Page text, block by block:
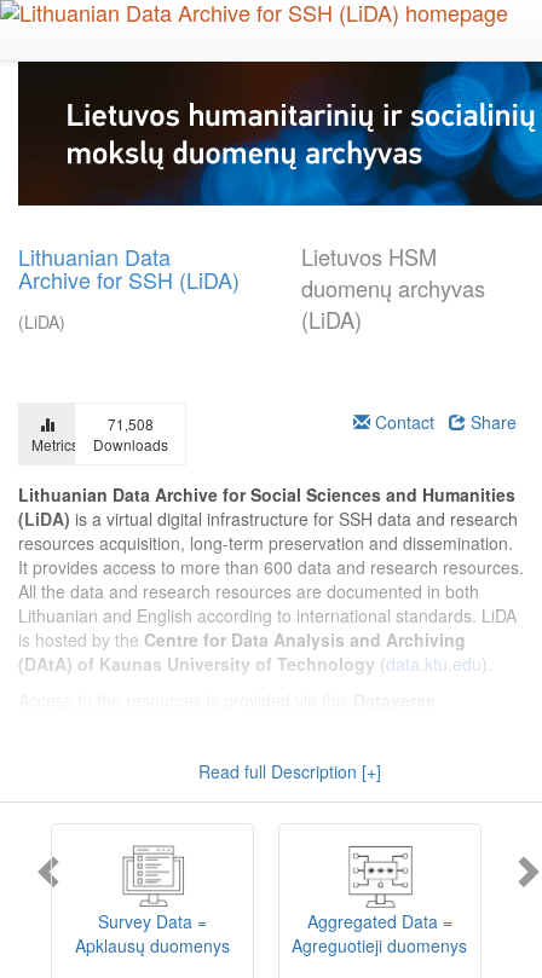
Skip
main
Lithuanian Data
Archive for SSH (LiDA)
(LiDA)
Lietuvos HSM
duomenų archyvas
(LiDA)
Metrics
71,508
Downloads
Contact Share
Lithuanian Data Archive for Social Sciences and Humanities
(LiDA) is a virtual digital infrastructure for SSH data and research
resources acquisition, long-term preservation and dissemination.
It provides access to more than 600 data and research resources.
All the data and research resources are documented in both
Lithuanian and English according to international standards. LiDA
is hosted by the Centre for Data Analysis and Archiving
(DAtA) of Kaunas University of Technology (data.ktu.edu).
implemented). LiDA curates different types of resources and they
are published into catalogues according to the type:Survey Data,
Interview Data,Aggregated Data
(including Historical Statistics),
, andEncoded Data
(including News Media Studies).
Also, LiDA holds collections of data produced in large national
projets (
Large Project Data
) as well as social sciences and
humanities data deposited by Lithuanian science and higher
education institutions and Lithuanian governmental institutions
Read full Description [+]
Survey Data =
Apklausų duomenys
Aggregated Data =
Agreguotieji duomenys